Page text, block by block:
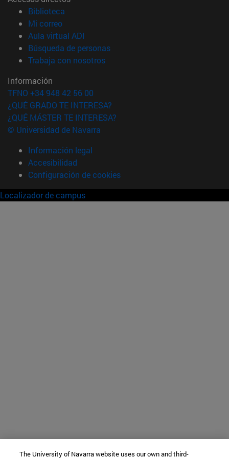
Biblioteca
Mi correo(abre en nueva ventana)
Aula virtual ADI
Búsqueda de personas(abre en nueva ventana)
Trabaja con nosotros(abre en nueva ventana)
Información
TFNO +34 948 42 56 00
¿QUÉ GRADO TE INTERESA?
¿QUÉ MÁSTER TE INTERESA?
© Universidad de Navarra
Información legal
Accesibilidad
Configuración de cookies
Localizador de campus
The University of Navarra website uses our own and third-